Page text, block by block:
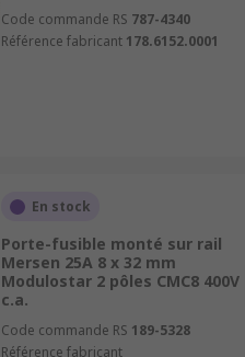
Code commande RS 787-4340
Référence fabricant 178.6152.0001
En stock
Porte-fusible monté sur rail
Mersen 25A 8 x 32 mm
Modulostar 2 pôles CMC8 400V
c.a.
Code commande RS 189-5328
Référence fabricant